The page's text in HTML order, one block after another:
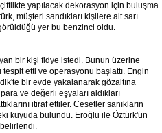
yapılacak dekorasyon için buluşma
müşteri sandıkları kişilere ait sarı
yer bu benzinci oldu.
bir kişi fidye istedi. Bunun üzerine
etti ve operasyonu başlattı. Engin
bir evde yakalanarak gözaltına
ve değerli eşyaları aldıkları
itiraf ettiler. Cesetler sanıkların
kuyuda bulundu. Eroğlu ile Öztürk'ün